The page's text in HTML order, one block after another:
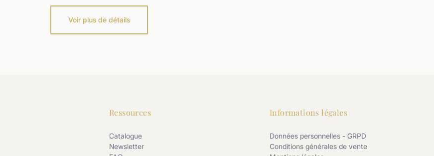
Voir plus de détails
Ressources
Catalogue
Newsletter
Informations légales
Données personnelles - GRPD
Conditions générales de vente